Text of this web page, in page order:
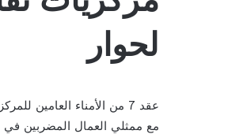
لحوار
مع ممثلي العمال المضربين في